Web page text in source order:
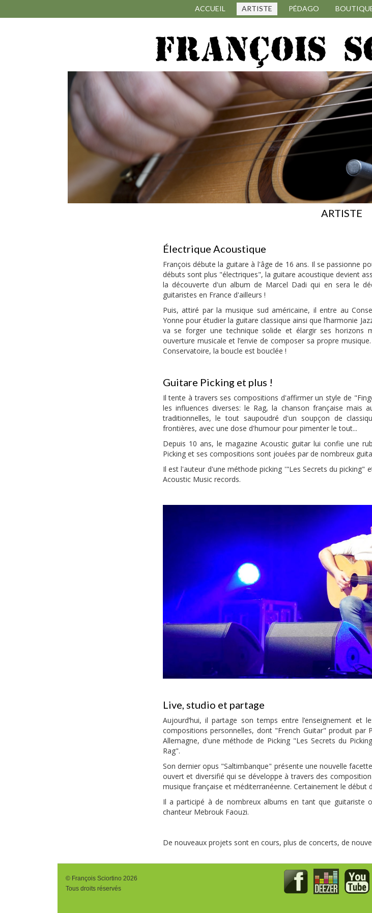
ACCUEIL ARTISTE PÉDAGO
ARTISTE
Électrique Acoustique
François débute la guitare à l'âge de 16 ans. Il se passionne
débuts sont plus "électriques", la guitare acoustique devient
la découverte d'un album de Marcel Dadi qui en sera le
guitaristes en France d'ailleurs !
Puis, attiré par la musique sud américaine, il entre au
Yonne pour étudier la guitare classique ainsi que l’harmonie
va se forger une technique solide et élargir ses horizons
ouverture musicale et l’envie de composer sa propre
Conservatoire, la boucle est bouclée !
Guitare Picking et plus !
Il tente à travers ses compositions d'affirmer un style de
les influences diverses: le Rag, la chanson française mais
traditionnelles, le tout saupoudré d'un soupçon de
frontières, avec une dose d'humour pour pimenter le tout...
Depuis 10 ans, le magazine Acoustic guitar lui confie une
Picking et ses compositions sont jouées par de nombreux
Il est l'auteur d'une méthode picking '"Les Secrets du picking"
Acoustic Music records.
Live, studio et partage
Aujourd’hui, il partage son temps entre l’enseignement
compositions personnelles, dont "French Guitar" produit par
Allemagne, d'une méthode de Picking "Les Secrets du
Rag".
Son dernier opus "Saltimbanque" présente une nouvelle
ouvert et diversifié qui se développe à travers des
musique française et méditerranéenne. Certainement le début
Il a participé à de nombreux albums en tant que guitariste
chanteur Mebrouk Faouzi.
De nouveaux projets sont en cours, plus de concerts, de
© François Sciortino 2026
Tous droits réservés